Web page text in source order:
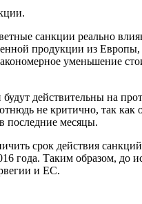
санкции реально
продукции из Европы,
уменьшение
действительны на
не критично, так
последние месяцы.
срок действия
года. Таким образом, до
и ЕС.